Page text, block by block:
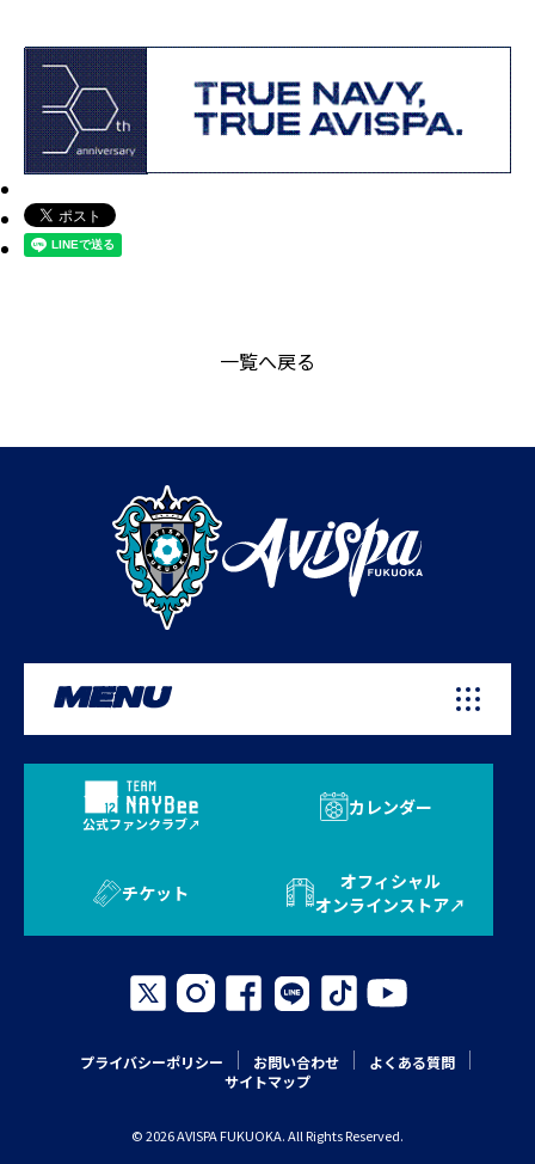
一覧へ戻る
MENU
公式ファンクラブ
カレンダー
チケット
オフィシャル
オンラインストア
プライバシーポリシー お問い合わせ
よくある質問
サイトマップ
© 2026 AVISPA FUKUOKA. All Rights Reserved.